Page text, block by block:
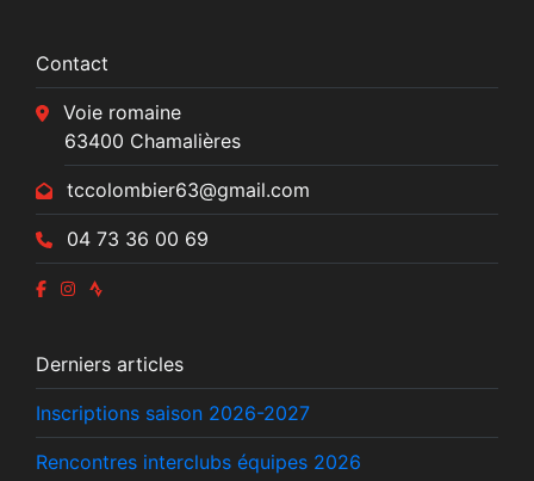
Contact
Voie romaine
63400 Chamalières
tccolombier63@gmail.com
04 73 36 00 69
Derniers articles
Inscriptions saison 2026-2027
Rencontres interclubs équipes 2026